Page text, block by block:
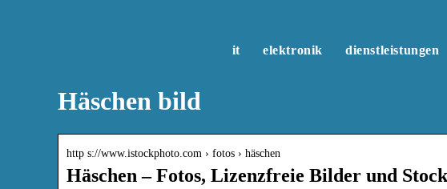
it elektronik dienstleistungen
Häschen bild
http s://www.istockphoto.com › fotos › häschen
Häschen – Fotos, Lizenzfreie Bilder und